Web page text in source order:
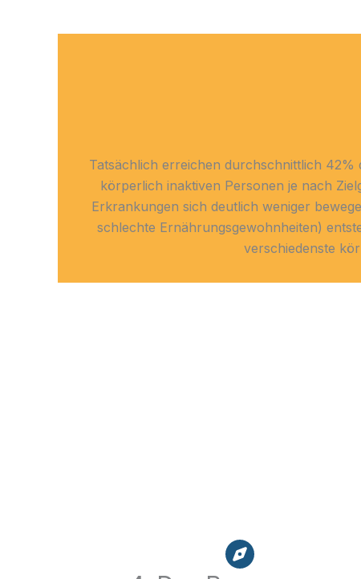
Tatsächlich erreichen durchschnittlich
körperlich inaktiven Personen je nach
Erkrankungen sich deutlich weniger
schlechte Ernährungsgewohnheiten)
verschiedenste